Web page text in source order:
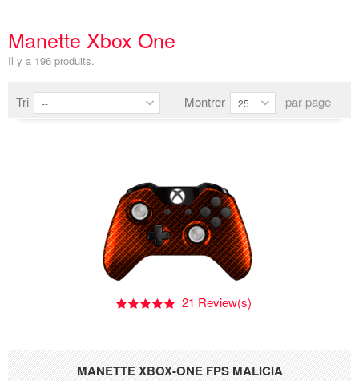
Manette Xbox One
Il y a 196 produits.
Tri -- Montrer 25 par page
MANETTE XBOX-ONE FPS MALICIA
21 Review(s)